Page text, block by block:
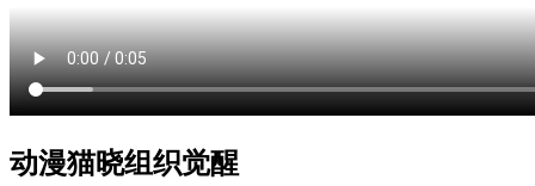
动漫猫晓组织觉醒